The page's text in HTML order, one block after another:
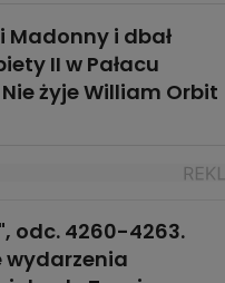
Madonny i dbał
II w Pałacu
żyje William Orbit
odc. 4260-4263.
wydarzenia